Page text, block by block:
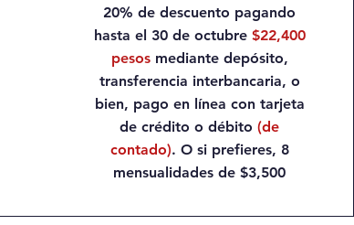
20% de descuento pagando
hasta el 30 de octubre $22,400
pesosmediante depósito,
transferencia interbancaria, o
bien, pago en línea con tarjeta
de crédito o débito(de
contado). O si prefieres, 8
mensualidades de $3,500